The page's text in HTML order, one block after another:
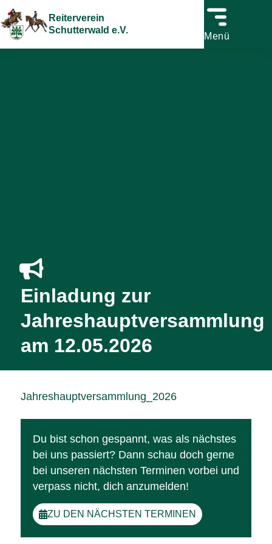
Reiterverein
Schutterwald e.V.
Menü
Einladung zur
Jahreshauptversammlung
am 12.05.2026
Jahreshauptversammlung_2026
ZU DEN NÄCHSTEN TERMINEN
Du bist schon gespannt, was als nächstes
bei uns passiert? Dann schau doch gerne
bei unseren nächsten Terminen vorbei und
verpass nicht, dich anzumelden!